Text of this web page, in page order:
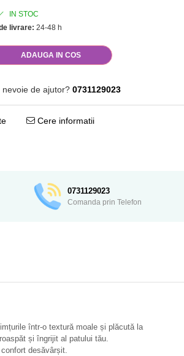
IN STOC
livrare: 24-48 h
ADAUGA IN COS
nevoie de ajutor? 0731129023
Cere informatii
0731129023
Comanda prin Telefon
într-o textură moale și plăcută la
și îngrijit al patului tău.
desăvârșit.